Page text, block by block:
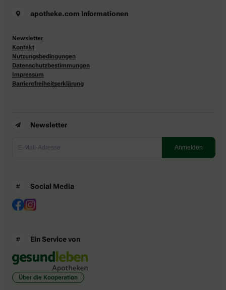
apotheke.com Informationen
Newsletter
Kontakt
Nutzungsbedingungen
Datenschutzbestimmungen
Impressum
Barrierefreiheitserklärung
Newsletter
Social Media
Ein Service von
Über die Kooperation